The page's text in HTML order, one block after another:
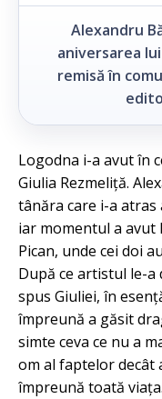
Alexandru
aniversarea
remisă în
Logodna i-a avut în
Giulia Rezmeliță.
tânăra care i-a atras
iar momentul a
Pican, unde cei doi
După ce artistul le-a
spus Giuliei, în
împreună a găsit
simte ceva ce nu a
om al faptelor decât
împreună toată